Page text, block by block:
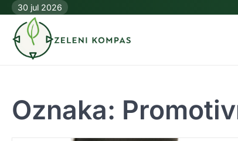
Skip
content
30 jul 2026
Oznaka: